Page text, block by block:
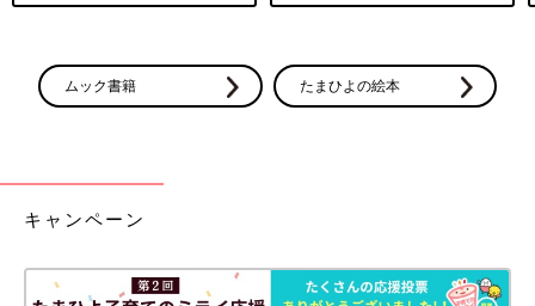
ムック書籍 たまひよの絵本
キャンペーン